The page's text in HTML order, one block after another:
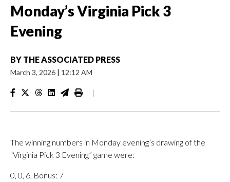
Monday’s Virginia Pick 3
Evening
BY THE ASSOCIATED PRESS
March 3, 2026 | 12:12 AM
|
The winning numbers in Monday evening’s drawing of the
“Virginia Pick 3 Evening” game were:
0, 0, 6, Bonus: 7